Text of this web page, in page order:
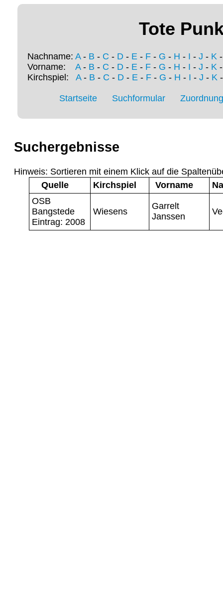
Tote
Nachname: A- B - C - D - E - F - G - H - I - J - K
Vorname: A- B - C - D - E - F - G - H - I - J - K
Kirchspiel: A- B - C - D- E- F- G - H - I - J - K
Startseite Suchformular
Suchergebnisse
Hinweis: Sortieren mit einem Klick auf die
Quelle
Kirchspiel Vorname
OSB
Bangstede
Eintrag: 2008
Wiesens
Garrelt
Janssen